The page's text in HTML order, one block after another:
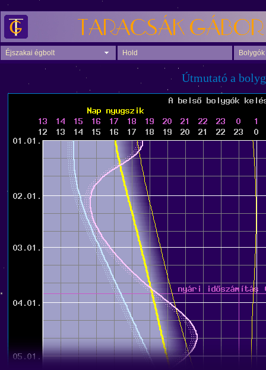
Éjszakai égbolt Hold Bolygók
Útmutató a